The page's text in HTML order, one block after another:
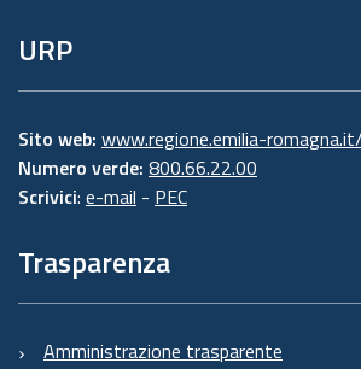
URP
Sito web: www.regione.emilia-
Numero verde: 800.66.22.00
Scrivici: e-mail - PEC
Trasparenza
Amministrazione trasparente